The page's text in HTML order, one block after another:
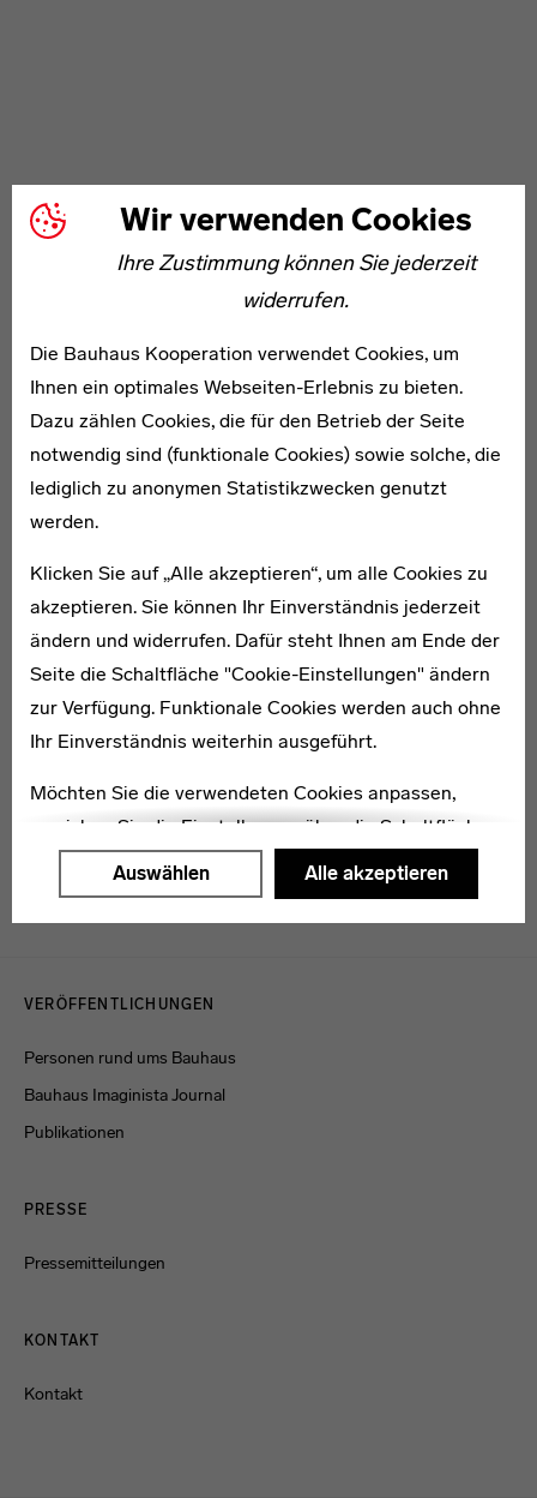
Wir verwenden Cookies
Ihre Zustimmung können Sie jederzeit
widerrufen.
Die Bauhaus Kooperation verwendet Cookies, um
Ihnen ein optimales Webseiten-Erlebnis zu bieten.
Dazu zählen Cookies, die für den Betrieb der Seite
notwendig sind (funktionale Cookies) sowie solche, die
lediglich zu anonymen Statistikzwecken genutzt
werden.
Klicken Sie auf „Alle akzeptieren“, um alle Cookies zu
akzeptieren. Sie können Ihr Einverständnis jederzeit
ändern und widerrufen. Dafür steht Ihnen am Ende der
Seite die Schaltfläche "Cookie-Einstellungen" ändern
zur Verfügung. Funktionale Cookies werden auch ohne
Ihr Einverständnis weiterhin ausgeführt.
Möchten Sie die verwendeten Cookies anpassen,
erreichen Sie die Einstellungen über die Schaltfläche
"Auswählen".
Auswählen Alle akzeptieren
Fritz Dutschke
* 1894
Eve Kayser-Neuner
1914–1979
VERÖFFENTLICHUNGEN
Personen rund ums Bauhaus
Bauhaus Imaginista Journal
Publikationen
PRESSE
Pressemitteilungen
KONTAKT
Kontakt